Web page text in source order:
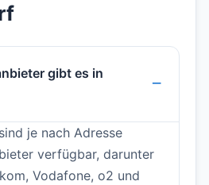
gibt es in
je nach Adresse
verfügbar, darunter
Vodafone, o2 und